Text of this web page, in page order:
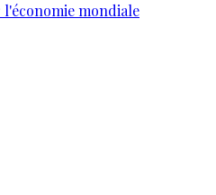
mondiale